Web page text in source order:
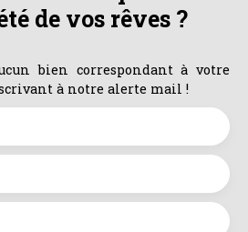
de vos rêves ?
bien correspondant à votre
à notre alerte mail !